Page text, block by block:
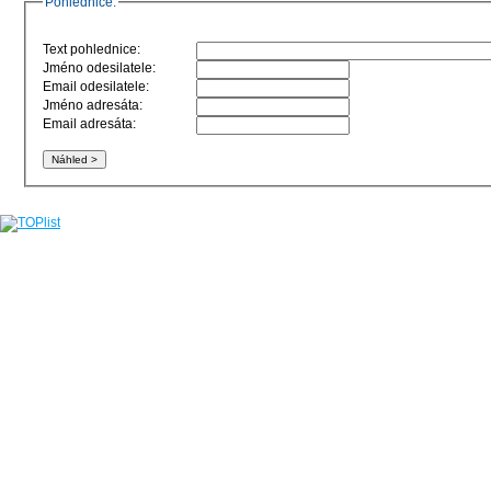
Text pohlednice:
Jméno odesilatele:
Email odesilatele:
Jméno adresáta:
Email adresáta: